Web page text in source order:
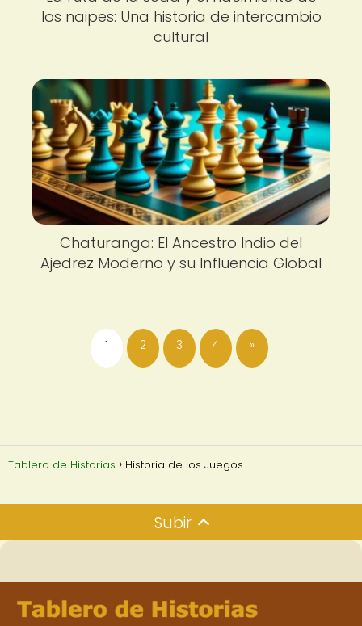
los naipes: Una historia de intercambio
cultural
Chaturanga: El Ancestro Indio del
Ajedrez Moderno y su Influencia Global
1 2 3 4 »
Tablero de Historias Historia de los Juegos
Subir